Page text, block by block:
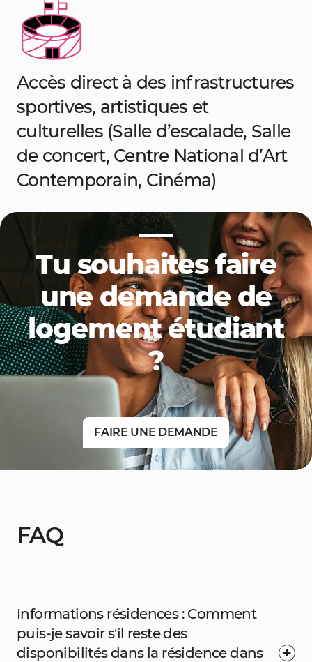
Accès direct à des infrastructures
sportives, artistiques et
culturelles (Salle d’escalade, Salle
de concert, Centre National d’Art
Contemporain, Cinéma)
Tu souhaites faire
une demande de
logement étudiant
?
FAIRE UNE DEMANDE
FAQ
Informations résidences : Comment
puis-je savoir s'il reste des
disponibilités dans la résidence dans